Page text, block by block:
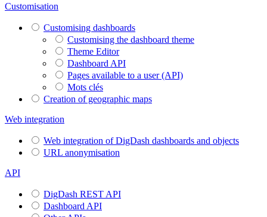
Customisation
Customising dashboards
Customising the dashboard theme
Theme Editor
Dashboard API
Pages available to a user (API)
Mots clés
Creation of geographic maps
Web integration
Web integration of DigDash dashboards and objects
URL anonymisation
API
DigDash REST API
Dashboard API